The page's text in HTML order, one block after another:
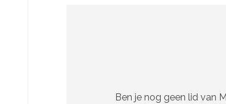
Ben je nog geen lid van